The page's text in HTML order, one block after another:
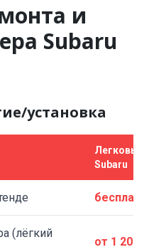
и
Subaru
установка
Легковые
Subaru
(лёгкий
от 1 200